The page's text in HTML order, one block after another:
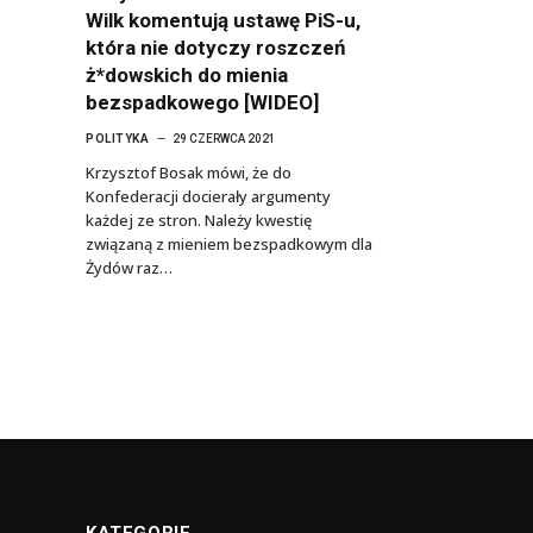
Wilk komentują ustawę PiS-u,
która nie dotyczy roszczeń
ż*dowskich do mienia
bezspadkowego [WIDEO]
POLITYKA 29 CZERWCA 2021
Krzysztof Bosak mówi, że do
Konfederacji docierały argumenty
każdej ze stron. Należy kwestię
związaną z mieniem bezspadkowym dla
Żydów raz…